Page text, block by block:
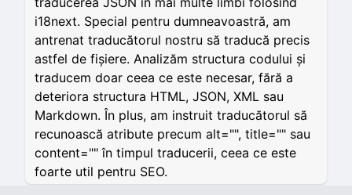
i18next. Special pentru dumneavoastră, am
antrenat traducătorul nostru să traducă precis
astfel de fișiere. Analizăm structura codului și
traducem doar ceea ce este necesar, fără a
deteriora structura HTML, JSON, XML sau
Markdown. În plus, am instruit traducătorul să
recunoască atribute precum alt="", title="" sau
content="" în timpul traducerii, ceea ce este
foarte util pentru SEO.